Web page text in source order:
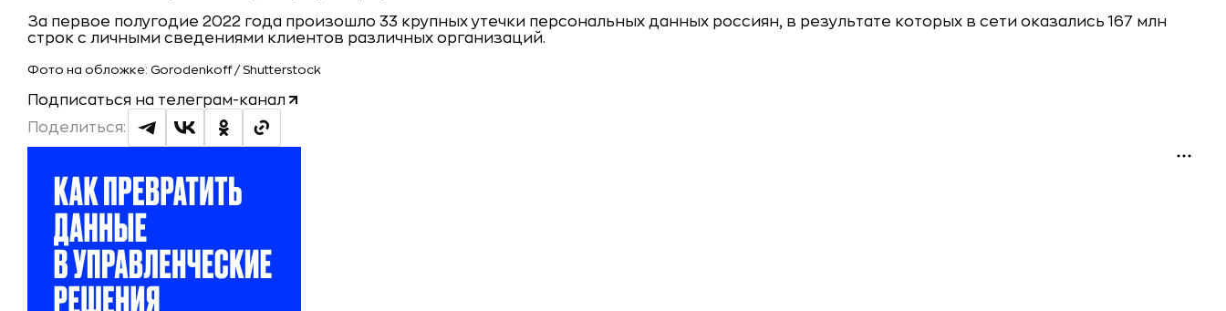
За первое полугодие 2022 года произошло 33 крупных утечки персональных данных россиян, в результате которых в сети оказались 167 млн
строк с личными сведениями клиентов различных организаций.
Фото на обложке: Gorodenkoff / Shutterstock
Подписаться на телеграм-канал
Поделиться: